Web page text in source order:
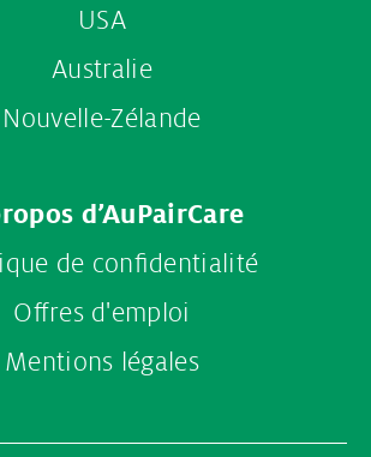
USA
Australie
Nouvelle-Zélande
d’AuPairCare
de confidentialité
Offres d'emploi
Mentions légales